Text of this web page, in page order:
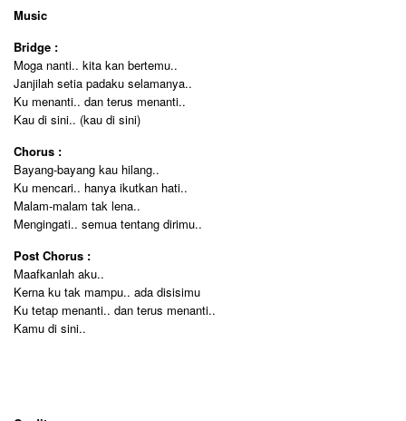
Music
Bridge :
Moga nanti.. kita kan bertemu..
Janjilah setia padaku selamanya..
Ku menanti.. dan terus menanti..
Kau di sini.. (kau di sini)
Chorus :
Bayang-bayang kau hilang..
Ku mencari.. hanya ikutkan hati..
Malam-malam tak lena..
Mengingati.. semua tentang dirimu..
Post Chorus :
Maafkanlah aku..
Kerna ku tak mampu.. ada disisimu
Ku tetap menanti.. dan terus menanti..
Kamu di sini..